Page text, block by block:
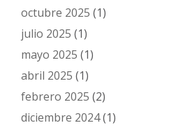
octubre 2025 (1)
julio 2025 (1)
mayo 2025 (1)
abril 2025 (1)
febrero 2025 (2)
diciembre 2024(1)